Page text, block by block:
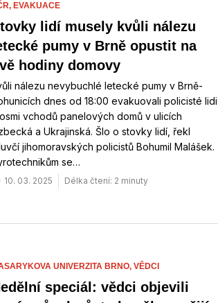
EVAKUACE
lidí musely kvůli nálezu
pumy v Brně opustit na
hodiny domovy
nálezu nevybuchlé letecké pumy v Brně-
dnes od 18:00 evakuovali policisté lidi
vchodů panelových domů v ulicích
a Ukrajinská. Šlo o stovky lidí, řekl
jihomoravských policistů Bohumil Malášek.
se…
10. 03. 2025 Délka čtení: 2 minuty
UNIVERZITA BRNO, VĚDCI
speciál: vědci objevili